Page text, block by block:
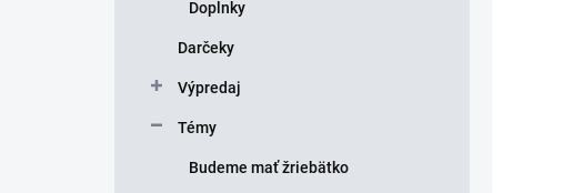
Doplnky
Darčeky
Výpredaj
Témy
Budeme mať žriebätko